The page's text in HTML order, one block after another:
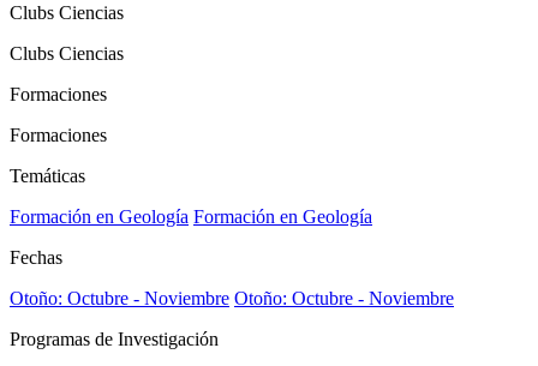
Clubs Ciencias
Clubs Ciencias
Formaciones
Formaciones
Temáticas
Formación en Geología Formación en Geología
Fechas
Otoño: Octubre - Noviembre Otoño: Octubre - Noviembre
Programas de Investigación